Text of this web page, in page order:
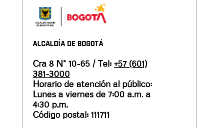
ALCALDÍA DE BOGOTÁ
Cra 8 N° 10-65 / Tel: +57 (601)
381-3000
Horario de atención al público:
Lunes a viernes de 7:00 a.m. a
4:30 p.m.
Código postal: 111711